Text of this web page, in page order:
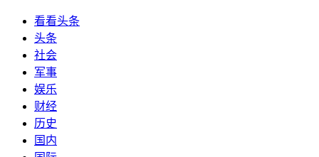
看看头条
头条
社会
军事
娱乐
财经
历史
国内